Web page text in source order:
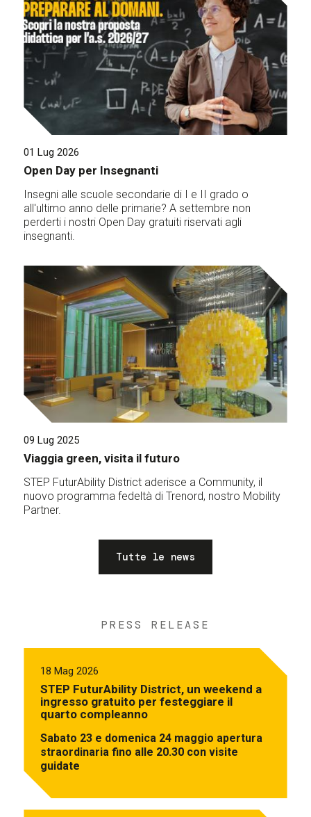
01 Lug 2026
Open Day per Insegnanti
Insegni alle scuole secondarie di I e II grado o
all'ultimo anno delle primarie? A settembre non
perderti i nostri Open Day gratuiti riservati agli
insegnanti.
09 Lug 2025
Viaggia green, visita il futuro
STEP FuturAbility District aderisce a Community, il
nuovo programma fedeltà di Trenord, nostro Mobility
Partner.
Tutte le news
PRESS RELEASE
18 Mag 2026
STEP FuturAbility District, un weekend a
ingresso gratuito per festeggiare il
quarto compleanno
Sabato 23 e domenica 24 maggio apertura
straordinaria fino alle 20.30 con visite
guidate